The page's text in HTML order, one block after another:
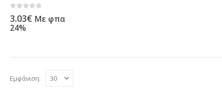
3.03€ Με φπα
24%
Εμφάνιση: